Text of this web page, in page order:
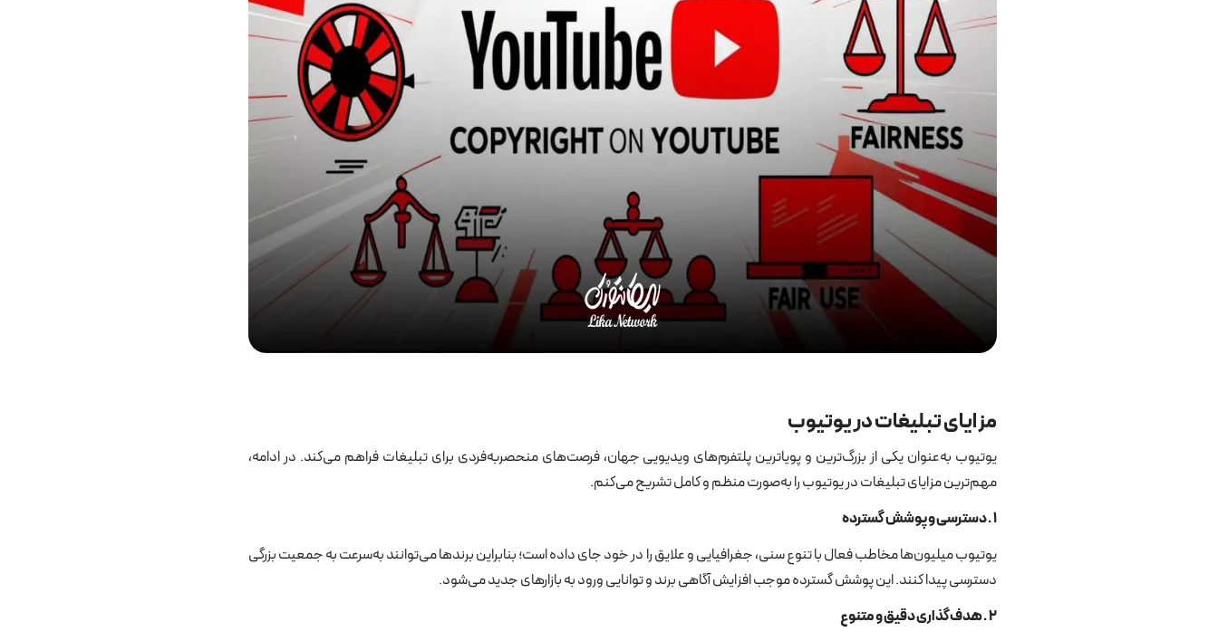
مزایای تبلیغات در یوتیوب
یوتیوب به‌عنوان یکی از بزرگ‌ترین و پویاترین پلتفرم‌های ویدیویی جهان، فرصت‌های منحصربه‌فردی برای تبلیغات فراهم می‌کند. در ادامه،
مهم‌ترین مزایای تبلیغات در یوتیوب را به‌صورت منظم و کامل تشریح می‌کنم.
۱.دسترسی و پوشش گسترده
یوتیوب میلیون‌ها مخاطب فعال با تنوع سنی، جغرافیایی و علایق را در خود جای داده است؛ بنابراین برندها می‌توانند به‌سرعت به جمعیت بزرگی
دسترسی پیدا کنند. این پوشش گسترده موجب افزایش آگاهی برند و توانایی ورود به بازارهای جدید می‌شود.
۲.هدف‌گذاری دقیق و متنوع